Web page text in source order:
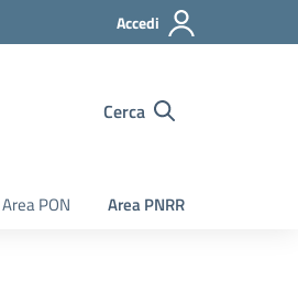
Accedi
Cerca
Area PON Area PNRR